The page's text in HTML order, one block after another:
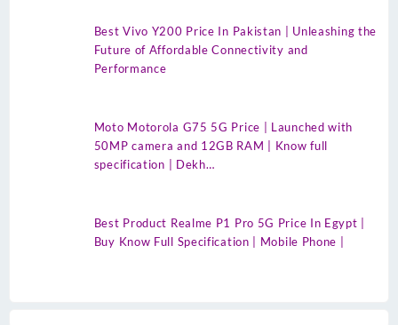
Best Vivo Y200 Price In Pakistan | Unleashing the
Future of Affordable Connectivity and
Performance
Moto Motorola G75 5G Price | Launched with
50MP camera and 12GB RAM | Know full
specification | Dekh…
Best Product Realme P1 Pro 5G Price In Egypt |
Buy Know Full Specification | Mobile Phone |